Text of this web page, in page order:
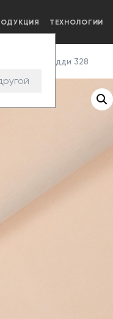
ТЕХНОЛОГИИ
Тедди 328